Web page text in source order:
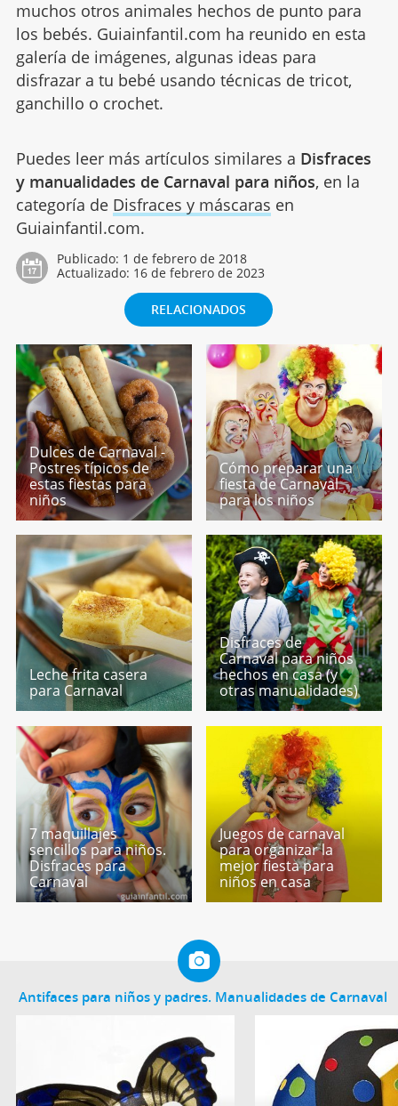
muchos otros animales hechos de punto para
los bebés. Guiainfantil.com ha reunido en esta
galería de imágenes, algunas ideas para
disfrazar a tu bebé usando técnicas de tricot,
ganchillo o crochet.
Puedes leer más artículos similares a Disfraces
y manualidades de Carnaval para niños, en la
categoría de Disfraces y máscaras en
Guiainfantil.com.
Publicado: 1 de febrero de 2018
Actualizado: 16 de febrero de 2023
RELACIONADOS
Dulces de Carnaval -
Postres típicos de
estas fiestas para
niños
Cómo preparar una
fiesta de Carnaval
para los niños
Leche frita casera
para Carnaval
Disfraces de
Carnaval para niños
hechos en casa (y
otras manualidades)
7 maquillajes
sencillos para niños.
Disfraces para
Carnaval
Juegos de carnaval
para organizar la
mejor fiesta para
niños en casa
Antifaces para niños y padres. Manualidades de Carnaval